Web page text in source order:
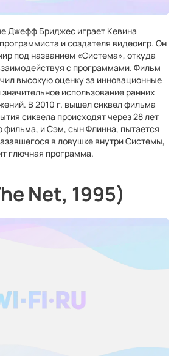
Джефф Бриджес играет Кевина
и создателя видеоигр. Он
под названием «Система», откуда
с программами. Фильм
высокую оценку за инновационные
использование ранних
В 2010 г. вышел сиквел фильма
сиквела происходят через 28 лет
фильма, и Сэм, сын Флинна, пытается
в ловушке внутри Системы,
глючная программа.
Net, 1995)